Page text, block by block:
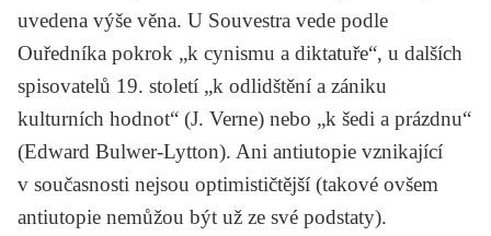
uvedena výše věna. U Souvestra vede podle
Ouředníka pokrok „k cynismu a diktatuře“, u dalších
spisovatelů 19. století „k odlidštění a zániku
kulturních hodnot“ (J. Verne) nebo „k šedi a prázdnu“
(Edward Bulwer-Lytton). Ani antiutopie vznikající
v současnosti nejsou optimističtější (takové ovšem
antiutopie nemůžou být už ze své podstaty).